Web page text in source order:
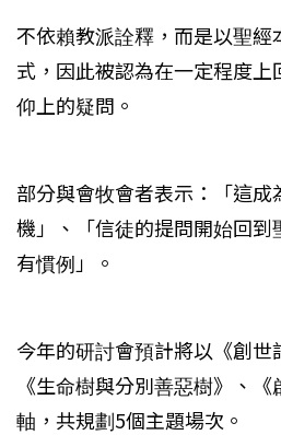
不依賴教派詮釋，而是以聖
式，因此被認為在一定程度
仰上的疑問。
部分與會牧會者表示：「這
機」、「信徒的提問開始回
有慣例」。
今年的研討會預計將以《創世
《生命樹與分別善惡樹》、
軸，共規劃5個主題場次。